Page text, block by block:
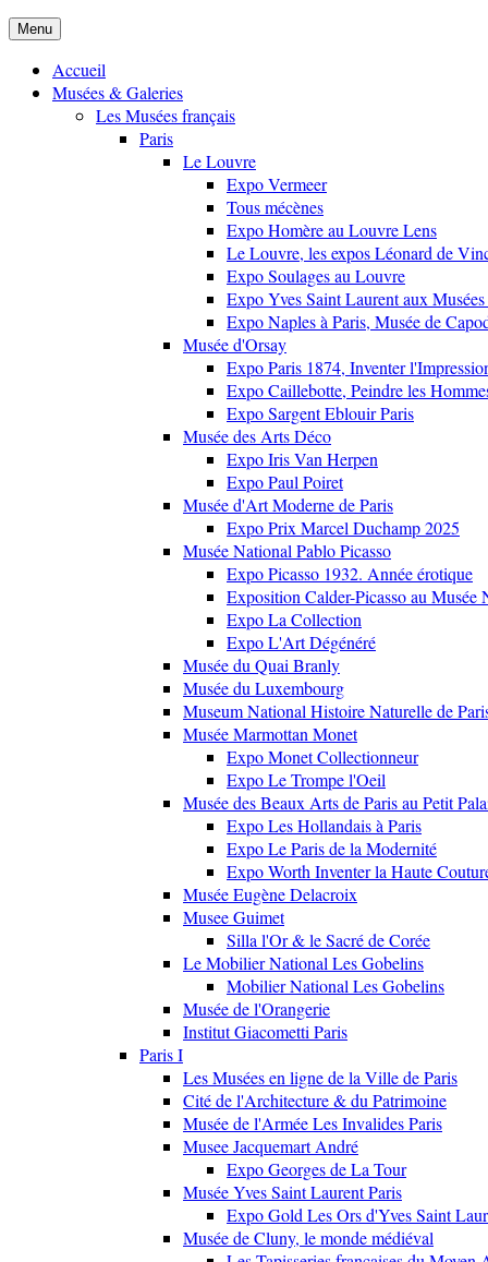
Menu
Accueil
Musées & Galeries
Les Musées français
Paris
Le Louvre
Expo Vermeer
Tous mécènes
Expo Homère au Louvre Lens
Le Louvre, les expos Léonard de
Expo Soulages au Louvre
Expo Yves Saint Laurent aux
Expo Naples à Paris, Musée de
Musée d'Orsay
Expo Paris 1874, Inventer
Expo Caillebotte, Peindre les
Expo Sargent Eblouir Paris
Musée des Arts Déco
Expo Iris Van Herpen
Expo Paul Poiret
Musée d'Art Moderne de Paris
Expo Prix Marcel Duchamp 2025
Musée National Pablo Picasso
Expo Picasso 1932. Année érotique
Exposition Calder-Picasso au Musée
Expo La Collection
Expo L'Art Dégénéré
Musée du Quai Branly
Musée du Luxembourg
Museum National Histoire Naturelle de
Musée Marmottan Monet
Expo Monet Collectionneur
Expo Le Trompe l'Oeil
Musée des Beaux Arts de Paris au Petit
Expo Les Hollandais à Paris
Expo Le Paris de la Modernité
Expo Worth Inventer la Haute
Musée Eugène Delacroix
Musee Guimet
Silla l'Or & le Sacré de Corée
Le Mobilier National Les Gobelins
Mobilier National Les Gobelins
Musée de l'Orangerie
Institut Giacometti Paris
Paris I
Les Musées en ligne de la Ville de Paris
Cité de l'Architecture & du Patrimoine
Musée de l'Armée Les Invalides Paris
Musee Jacquemart André
Expo Georges de La Tour
Musée Yves Saint Laurent Paris
Expo Gold Les Ors d'Yves Saint
Musée de Cluny, le monde médiéval